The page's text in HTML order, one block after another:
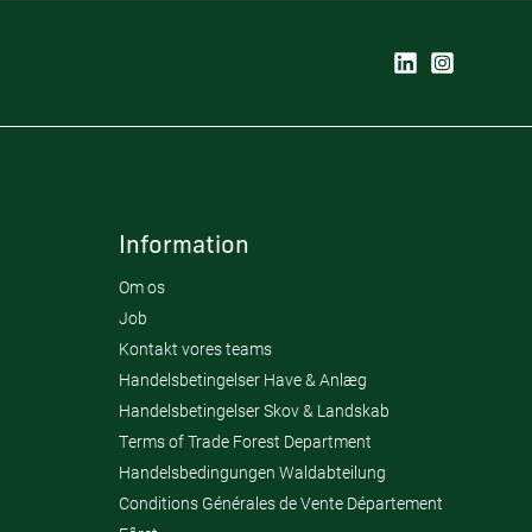
Information
Om os
Job
Kontakt vores teams
Handelsbetingelser Have & Anlæg
Handelsbetingelser Skov & Landskab
Terms of Trade Forest Department
Handelsbedingungen Waldabteilung
Conditions Générales de Vente Département